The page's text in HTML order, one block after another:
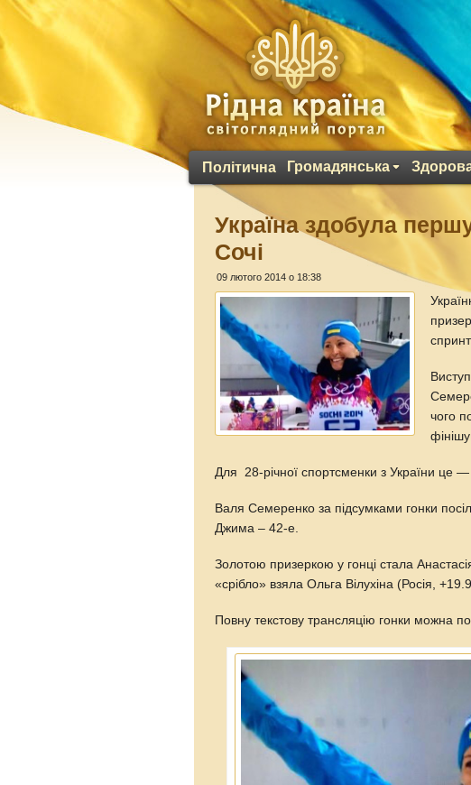
Політична Громадянська
Україна здобула
Сочі
09 лютого 2014 о 18:38
чого
Для 28-річної спортсменки з України це —
Валя Семеренко за підсумками гонки
Джима – 42-е.
Золотою призеркою у гонці стала
«срібло» взяла Ольга Вілухіна (Росія,
Повну текстову трансляцію гонки можна